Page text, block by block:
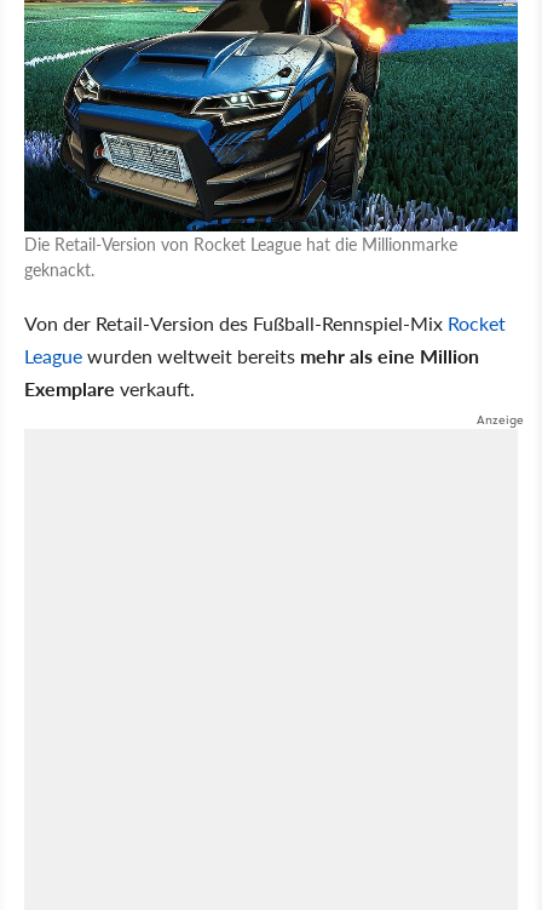
Die Retail-Version von Rocket League hat die Millionmarke
geknackt.
Von der Retail-Version des Fußball-Rennspiel-Mix Rocket
Leaguewurden weltweit bereits mehr als eine Million
Exemplare verkauft.